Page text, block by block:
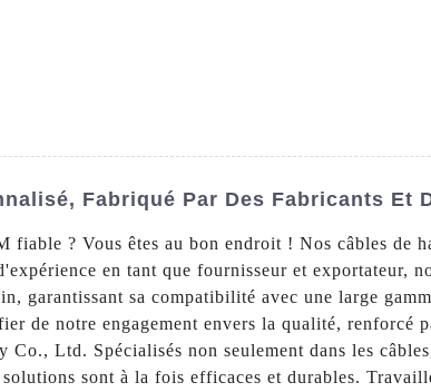
Fabriqué Par Des Fabricants Et
? Vous êtes au bon endroit ! Nos câbles de
en tant que fournisseur et exportateur,
garantissant sa compatibilité avec une large
de notre engagement envers la qualité, renforcé
Ltd. Spécialisés non seulement dans les
sont à la fois efficaces et durables.